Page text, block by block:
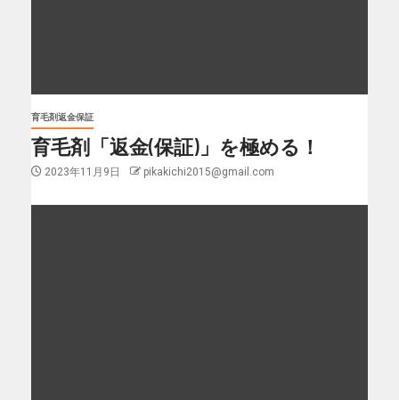
育毛剤返金保証
育毛剤「返金(保証)」を極める！
2023年11月9日 pikakichi2015@gmail.com